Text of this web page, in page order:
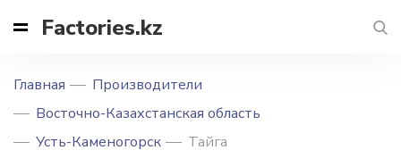
Factories.kz
Главная
Производители
Восточно-Казахстанская область
Усть-Каменогорск
Тайга